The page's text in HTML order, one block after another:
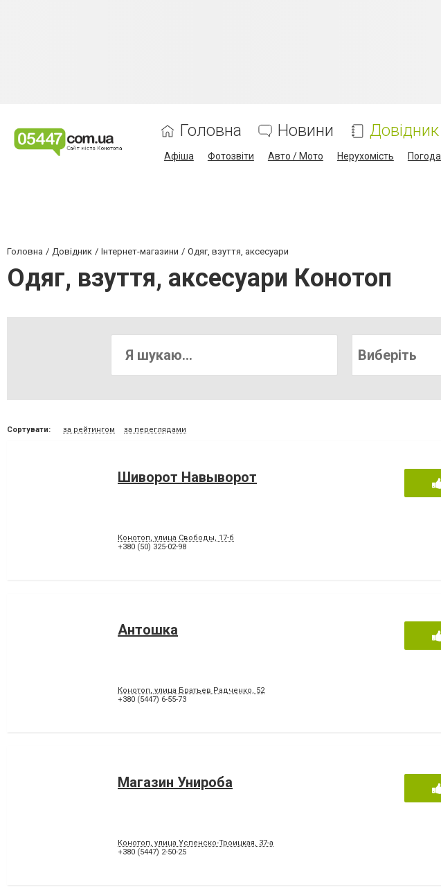
Головна Новини Довідник
Афіша Фотозвіти Авто / Мото Нерухомість Погода
Головна Довідник Інтернет-магазини Одяг, взуття, аксесуари
Одяг, взуття, аксесуари Конотоп
Виберіть
Сортувати: за рейтингом за переглядами
Шиворот Навыворот
Конотоп, улица Свободы, 17-б
+380 (50) 325-02-98
Антошка
Конотоп, улица Братьев Радченко, 52
+380 (5447) 6-55-73
Магазин Унироба
Конотоп, улица Успенско-Троицкая, 37-а
+380 (5447) 2-50-25